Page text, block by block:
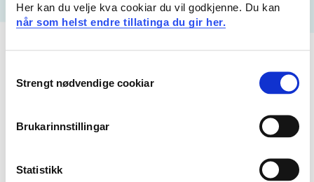
Her kan du velje kva cookiar du vil godkjenne. Du kan
når som helst endre tillatinga du gir her.
Selection
Strengt nødvendige cookiar
Brukarinnstillingar
Statistikk
Endra 08.11.24